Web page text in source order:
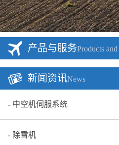
产品与服务Products
新闻资讯News
中空机伺服系统
除雪机